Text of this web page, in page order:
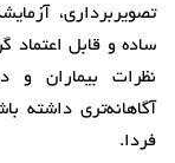
تصویربرداری،
ساده و قابل
نظرات بیماران و
آگاهانه‌تری داشته
فردا.